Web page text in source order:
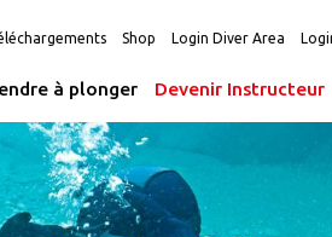
Shop Login Diver Area
à plonger Devenir Instructeur